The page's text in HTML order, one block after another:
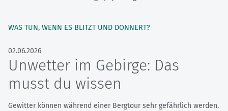
WAS TUN, WENN ES BLITZT UND DONNERT?
02.06.2026
Unwetter im Gebirge: Das
musst du wissen
Gewitter können während einer Bergtour sehr gefährlich werden.